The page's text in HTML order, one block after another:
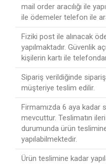
mail order aracılığı ile
ile ödemeler telefon ile
Fiziki post ile alınacak
yapılmaktadır. Güvenlik
kişilerin kartı ile
Sipariş verildiğinde
müşteriye teslim edilir.
Firmamızda 6 aya kadar
mevcuttur. Teslimatın
durumunda ürün
yapılabilmektedir.
Ürün teslimine kadar